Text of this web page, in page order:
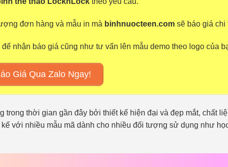
đơn hàng và mẫu in mà binhnuocteen.comsẽ báo giá chi
để nhận báo giá cũng như tư vấn lên mẫu demo theo logo của
Giá Qua Zalo Ngay!
thời gian gần đây bởi thiết kế hiện đại và đẹp mắt, chất
với nhiều mẫu mã dành cho nhiều đối tượng sử dụng như